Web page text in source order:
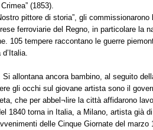
(1853).
pittore di storia”, gli
ferroviarie del Regno, in particolare la
105 tempere raccontano le guerre
Si allontana ancora bambino, al seguito
gli occhi sul giovane artista sono il
che per abbel¬lire la città affidarono
1840 torna in Italia, a Milano, artista già
delle Cinque Giornate del marzo